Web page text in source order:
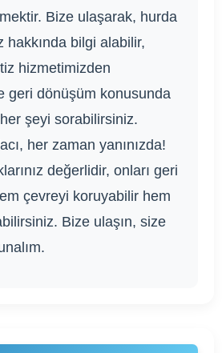
Bize ulaşarak, hurda
hakkında bilgi alabilir,
hizmetimizden
geri dönüşüm konusunda
şeyi sorabilirsiniz.
her zaman yanınızda!
değerlidir, onları geri
çevreyi koruyabilir hem
Bize ulaşın, size